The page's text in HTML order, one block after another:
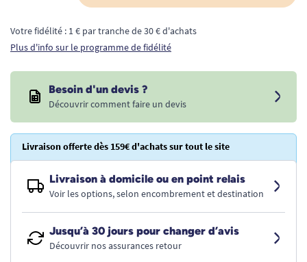
Votre fidélité : 1 € par tranche de 30 € d'achats
Plus d'info sur le programme de fidélité
Besoin d'un devis ?
Découvrir comment faire un devis
Livraison offerte dès 159€ d'achats sur tout le site
Livraison à domicile ou en point relais
Voir les options, selon encombrement et destination
Jusqu’à 30 jours pour changer d’avis
Découvrir nos assurances retour